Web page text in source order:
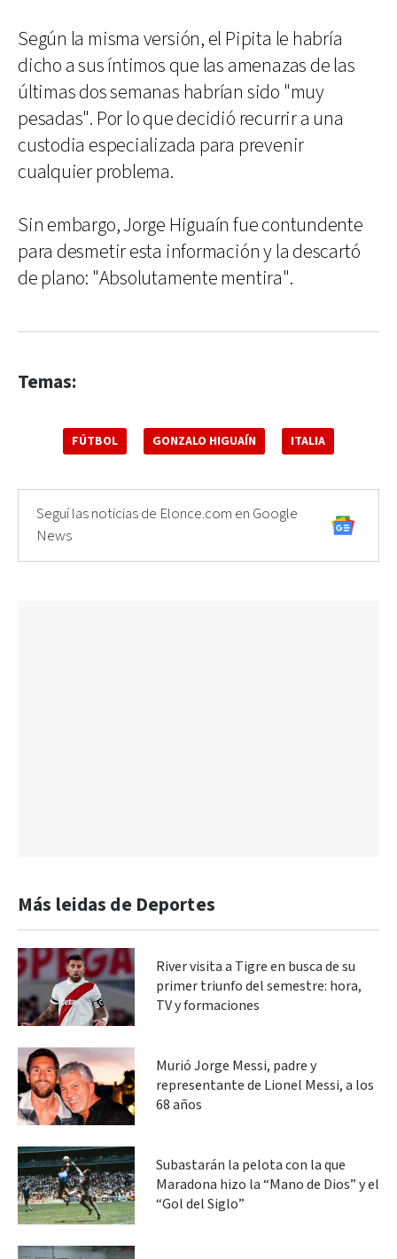
Según la misma versión, el Pipita le habría
dicho a sus íntimos que las amenazas de las
últimas dos semanas habrían sido "muy
pesadas". Por lo que decidió recurrir a una
custodia especializada para prevenir
cualquier problema.
Sin embargo, Jorge Higuaín fue contundente
para desmetir esta información y la descartó
de plano: "Absolutamente mentira".
Temas:
FÚTBOL GONZALO HIGUAÍN ITALIA
Seguí las noticias de Elonce.com en Google
News
Más leidas de Deportes
River visita a Tigre en busca de su
primer triunfo del semestre: hora,
TV y formaciones
Murió Jorge Messi, padre y
representante de Lionel Messi, a los
68 años
Subastarán la pelota con la que
Maradona hizo la “Mano de Dios” y el
“Gol del Siglo”